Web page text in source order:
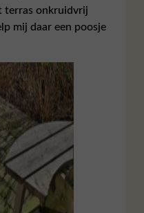
terras onkruidvrij
mij daar een poosje